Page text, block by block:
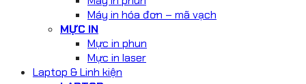
Máy in hóa đơn – mã vạch
MỰC IN
Mực in phun
Mực in laser
Laptop & Linh kiện